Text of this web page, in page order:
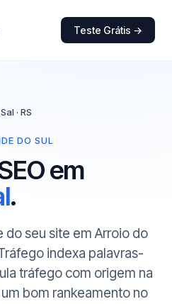
Teste Grátis →
· RS
DO SUL
em
.
do seu site em Arroio do
indexa palavras-
tráfego com origem na
bom rankeamento no